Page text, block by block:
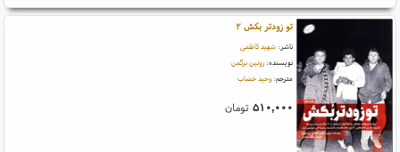
تو زودتر بکش ۲
ناشر: شهید کاظمی
نویسنده: رونین برگمن
مترجم: وحید خضاب
۵۱۰,۰۰۰ تومان